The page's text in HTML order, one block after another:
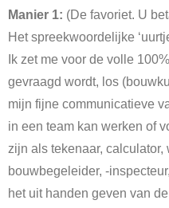
Manier 1: (De favoriet. U
Het spreekwoordelijke
Ik zet me voor de volle
gevraagd wordt, los
mijn fijne communicatieve
in een team kan werken of
zijn als tekenaar,
bouwbegeleider, -
het uit handen geven van